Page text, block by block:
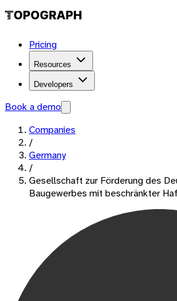
Pricing
Resources
Developers
Book a demo
Companies
/
Germany
/
Gesellschaft zur Förderung des
Baugewerbes mit beschränkter